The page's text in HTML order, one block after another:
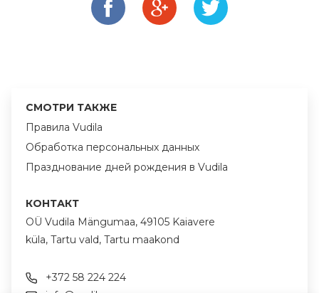
СМОТРИ ТАКЖЕ
Правила Vudila
Обработка персональных данных
Празднование дней рождения в Vudila
КОНТАКТ
OÜ Vudila Mängumaa, 49105 Kaiavere
küla, Tartu vald, Tartu maakond
+372 58 224 224